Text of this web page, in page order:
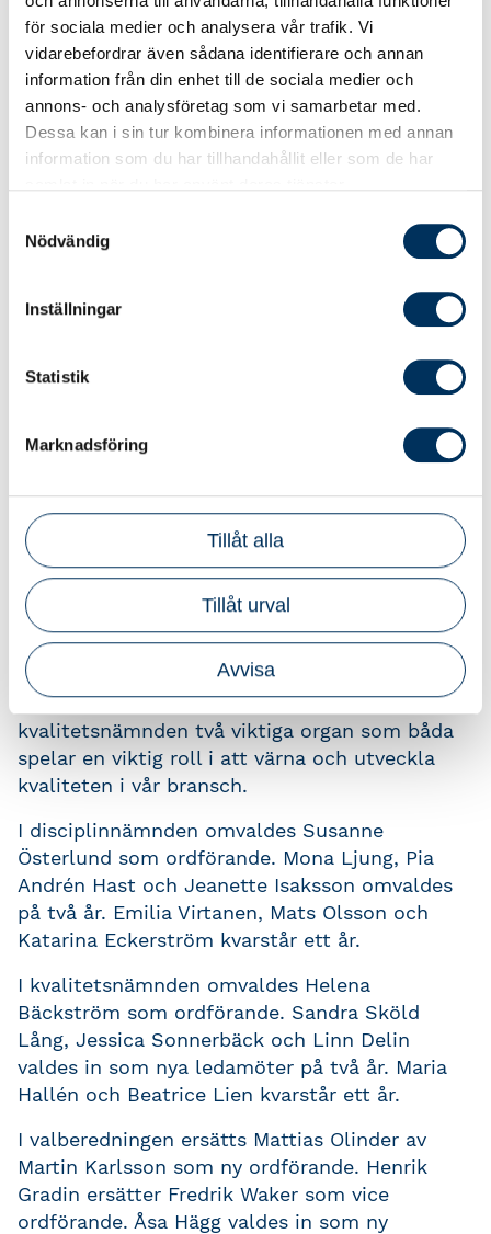
för sociala medier och analysera vår trafik. Vi
vidarebefordrar även sådana identifierare och annan
information från din enhet till de sociala medier och
annons- och analysföretag som vi samarbetar med.
Dessa kan i sin tur kombinera informationen med annan
information som du har tillhandahållit eller som de har
Nödvändig
Inställningar
Statistik
Marknadsföring
Tillåt alla
Tillåt urval
Avvisa
de tillsammans har minst två
auktoriserade medlemmar anställda.
Reglerna för förverkande av
studerandemedlemskap förtydligas.
nämnder
ut förslag till val av förtroendevalda.
I förbundsstyrelsen omvaldes Frans Blom som
ordförande och Jan Lindblom som vice
Magnus Högvall, Mikael Vannar och Anna
Hammarkvist omvaldes två år. Peter Boiard
och Milena Jelbring (kvarstår ett år). Mikael
Vannar från Ekonomikonsult i Malmfälten AB
valdes in som ny ledamot.Här
kan du läsa mer
om honom. Samtidigt avtackades Henrik
Gradin efter fyra år i styrelsen, där han bidragit
med kunskap, klokskap och stort engagemang.
Valberedningen hade även förberett förslag till
förtroendevalda i disciplinnämnden och
kvalitetsnämnden två viktiga organ som båda
spelar en viktig roll i att värna och utveckla
kvaliteten i vår bransch.
I disciplinnämnden omvaldes Susanne
Österlund som ordförande. Mona Ljung, Pia
Andrén Hast och Jeanette Isaksson omvaldes
på två år. Emilia Virtanen, Mats Olsson och
Katarina Eckerström kvarstår ett år.
I kvalitetsnämnden omvaldes Helena
Bäckström som ordförande. Sandra Sköld
Lång, Jessica Sonnerbäck och Linn Delin
valdes in som nya ledamöter på två år. Maria
Hallén och Beatrice Lien kvarstår ett år.
I valberedningen ersätts Mattias Olinder av
Martin Karlsson som ny ordförande. Henrik
Gradin ersätter Fredrik Waker som vice
ordförande. Åsa Hägg valdes in som ny